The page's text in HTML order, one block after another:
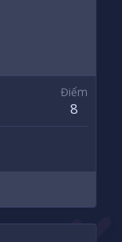
Điểm
8